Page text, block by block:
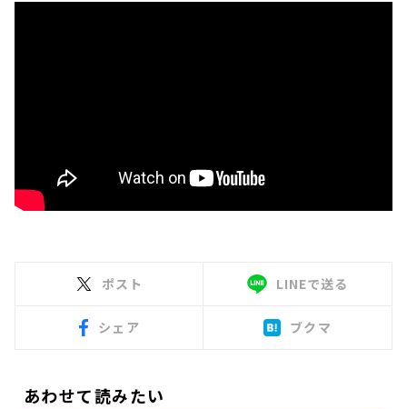
ポスト LINEで送る
シェア ブクマ
あわせて読みたい